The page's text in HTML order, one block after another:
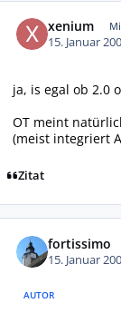
xenium
15. Januar
ja, is egal ob 2.0
OT meint
(meist integriert
Zitat
fortissimo
15. Januar
AUTOR